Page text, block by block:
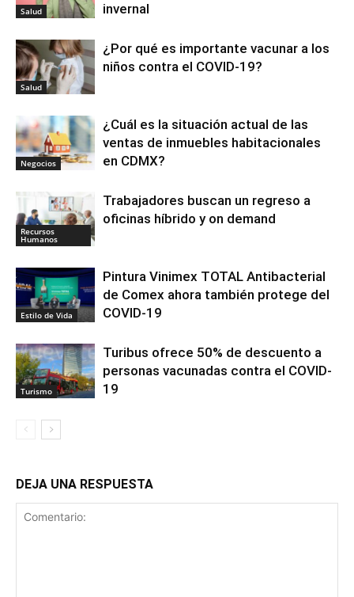
Salud
invernal
Salud
¿Por qué es importante vacunar a los
niños contra el COVID-19?
Negocios
¿Cuál es la situación actual de las
ventas de inmuebles habitacionales
en CDMX?
Recursos
Humanos
Trabajadores buscan un regreso a
oficinas híbrido y on demand
Estilo de Vida
Pintura Vinimex TOTAL Antibacterial
de Comex ahora también protege del
COVID-19
Turismo
Turibus ofrece 50% de descuento a
personas vacunadas contra el COVID-
19
DEJA UNA RESPUESTA